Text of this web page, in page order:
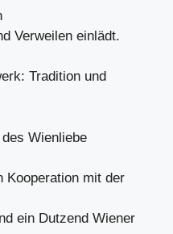
Verweilen einlädt.
Tradition und
Wienliebe
Kooperation mit der
ein Dutzend Wiener